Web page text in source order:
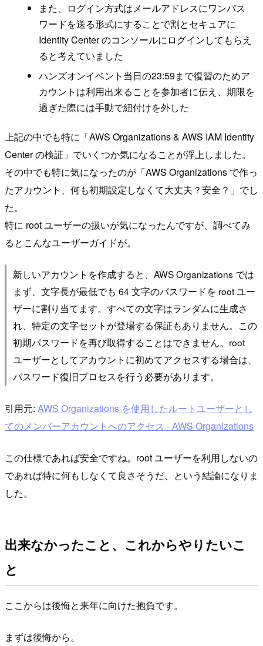
また、ログイン方式はメールアドレスにワンパス
ワードを送る形式にすることで割とセキュアに
Identity Center のコンソールにログインしてもらえ
ると考えていました
ハンズオンイベント当日の23:59まで復習のためア
カウントは利用出来ることを参加者に伝え、期限を
過ぎた際には手動で紐付けを外した
上記の中でも特に「AWS Organizations & AWS IAM Identity
Center の検証」でいくつか気になることが浮上しました。
その中でも特に気になったのが「AWS Organizations で作っ
たアカウント、何も初期設定しなくて大丈夫？安全？」でし
た。
特に root ユーザーの扱いが気になったんですが、調べてみ
るとこんなユーザーガイドが。
新しいアカウントを作成すると、AWS Organizations では
まず、文字長が最低でも 64 文字のパスワードを root ユー
ザーに割り当てます。すべての文字はランダムに生成さ
れ、特定の文字セットが登場する保証もありません。この
初期パスワードを再び取得することはできません。root
ユーザーとしてアカウントに初めてアクセスする場合は、
パスワード復旧プロセスを行う必要があります。
引用元: AWS Organizations を使用したルートユーザーとし
てのメンバーアカウントへのアクセス - AWS Organizations
この仕様であれば安全ですね。root ユーザーを利用しないの
であれば特に何もしなくて良さそうだ、という結論になりま
した。
出来なかったこと、これからやりたいこ
と
ここからは後悔と来年に向けた抱負です。
まずは後悔から。